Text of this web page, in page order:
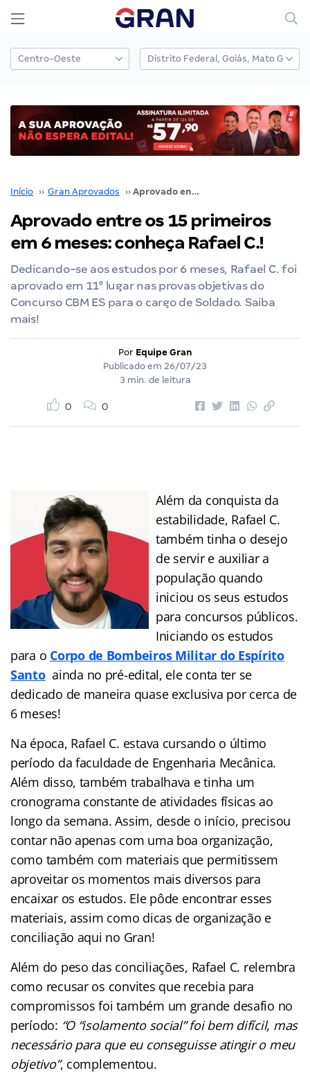
Início ›› Gran Aprovados ›› Aprovado entre os 15 primeiros em 6 meses: conheça Rafael C.!
Aprovado entre os 15 primeiros
em 6 meses: conheça Rafael C.!
Dedicando-se aos estudos por 6 meses, Rafael C. foi
aprovado em 11° lugar nas provas objetivas do
Concurso CBM ES para o cargo de Soldado. Saiba
mais!
Por Equipe Gran
Publicado em 26/07/23
3 min. de leitura
0 0
Além da conquista da
estabilidade, Rafael C.
também tinha o desejo
de servir e auxiliar a
população quando
iniciou os seus estudos
para concursos públicos.
Iniciando os estudos
para o Corpo de Bombeiros Militar do Espírito
Santo ainda no pré-edital, ele conta ter se
dedicado de maneira quase exclusiva por cerca de
6 meses!
Na época, Rafael C. estava cursando o último
período da faculdade de Engenharia Mecânica.
Além disso, também trabalhava e tinha um
cronograma constante de atividades físicas ao
longo da semana. Assim, desde o início, precisou
contar não apenas com uma boa organização,
como também com materiais que permitissem
aproveitar os momentos mais diversos para
encaixar os estudos. Ele pôde encontrar esses
materiais, assim como dicas de organização e
conciliação aqui no Gran!
Além do peso das conciliações, Rafael C. relembra
como recusar os convites que recebia para
compromissos foi também um grande desafio no
período: “O “isolamento social” foi bem difícil, mas
necessário para que eu conseguisse atingir o meu
objetivo”, complementou.